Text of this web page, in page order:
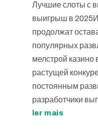
Лучшие слоты с
выигрыш в
продолжат
популярных
мелстрой казино
растущей
постоянным
разработчики
ler mais